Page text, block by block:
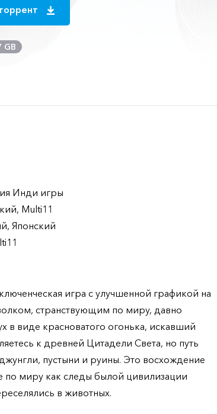
GB
Инди игры
Multi11
Японский
игра с улучшенной графикой на
странствующим по миру, давно
в виде красноватого огонька, искавший
к древней Цитадели Света, но путь
пустыни и руины. Это восхождение
по миру как следы былой цивилизации
в животных.